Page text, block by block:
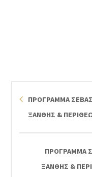
ΠΡΟΓΡΑΜΜΑ
ΞΑΝΘΗΣ &
ΠΡΟΓΡΑΜΜΑ
ΞΑΝΘΗΣ &